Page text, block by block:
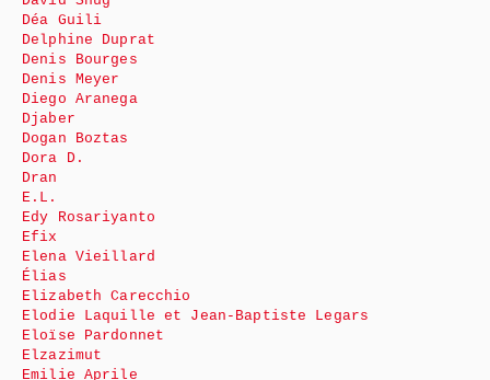
Déa Guili
Delphine Duprat
Denis Bourges
Denis Meyer
Diego Aranega
Djaber
Dogan Boztas
Dora D.
Dran
E.L.
Edy Rosariyanto
Efix
Elena Vieillard
Élias
Elizabeth Carecchio
Elodie Laquille et Jean-Baptiste Legars
Eloïse Pardonnet
Elzazimut
Emilie Aprile